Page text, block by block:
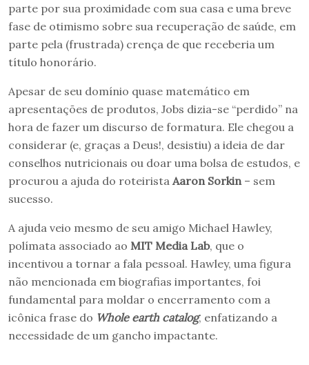
parte por sua proximidade com sua casa e uma breve
fase de otimismo sobre sua recuperação de saúde, em
parte pela (frustrada) crença de que receberia um
título honorário.
Apesar de seu domínio quase matemático em
apresentações de produtos, Jobs dizia-se “perdido” na
hora de fazer um discurso de formatura. Ele chegou a
considerar (e, graças a Deus!, desistiu) a ideia de dar
conselhos nutricionais ou doar uma bolsa de estudos, e
procurou a ajuda do roteirista Aaron Sorkin – sem
sucesso.
A ajuda veio mesmo de seu amigo Michael Hawley,
polímata associado ao MIT Media Lab, que o
incentivou a tornar a fala pessoal. Hawley, uma figura
não mencionada em biografias importantes, foi
fundamental para moldar o encerramento com a
icônica frase do Whole earth catalog, enfatizando a
necessidade de um gancho impactante.